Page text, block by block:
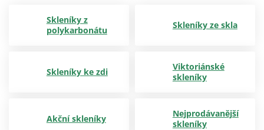
Skleníky z
polykarbonátu
Skleníky ze skla
Skleníky ke zdi
Viktoriánské
skleníky
Akční skleníky
Nejprodávanější
skleníky